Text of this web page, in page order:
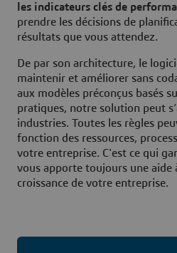
les indicateurs clés de
prendre les décisions de
résultats que vous attendez.
De par son architecture, le
maintenir et améliorer sans
aux modèles préconçus basés
pratiques, notre solution peut
industries. Toutes les règles
fonction des ressources,
votre entreprise. C'est ce qui
vous apporte toujours une aide
croissance de votre entreprise.